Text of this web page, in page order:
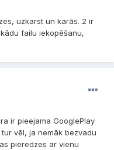
uzkarst un karās. 2 ir
failu iekopēšanu,
ir pieejama GooglePlay
vēl, ja nemāk bezvadu
pieredzes ar vienu